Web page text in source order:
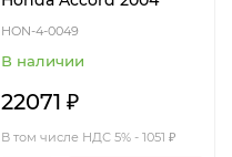
HON-4-0049
В наличии
22071 ₽
В том числе НДС 5% - 1051 ₽